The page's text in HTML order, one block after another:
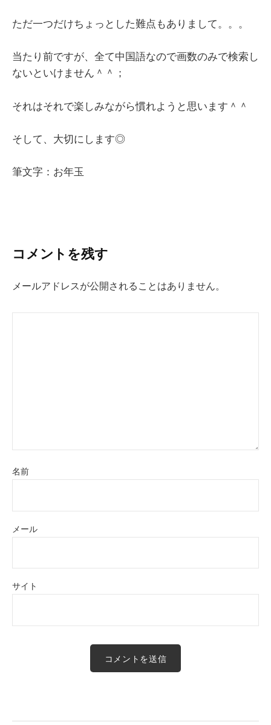
ただ一つだけちょっとした難点もありまして。。。
当たり前ですが、全て中国語なので画数のみで検索し
ないといけません＾＾；
それはそれで楽しみながら慣れようと思います＾＾
そして、大切にします◎
筆文字：お年玉
コメントを残す
メールアドレスが公開されることはありません。
名前
メール
サイト